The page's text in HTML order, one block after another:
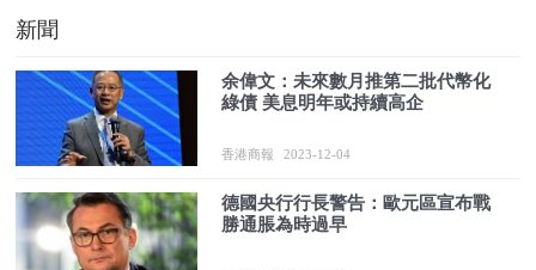
新聞
余偉文：未來數月推第二批代幣化
綠債 美息明年或持續高企
香港商報 2023-12-04
德國央行行長警告：歐元區宣布戰
勝通脹為時過早